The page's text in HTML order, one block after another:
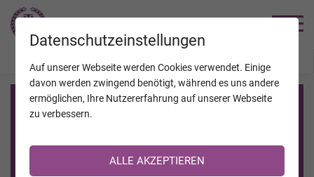
Registrierung auf TrauerHilfe.it
Sie sind noch nicht auf TrauerHilfe.it registriert?
>> zur kostenlosen Registrierung <<
Datenschutzeinstellungen
Auf unserer Webseite werden Cookies verwendet. Einige
davon werden zwingend benötigt, während es uns andere
ermöglichen, Ihre Nutzererfahrung auf unserer Webseite
zu verbessern.
ALLE AKZEPTIEREN
JAHRESTAGE KALENDER VERSTORBENE